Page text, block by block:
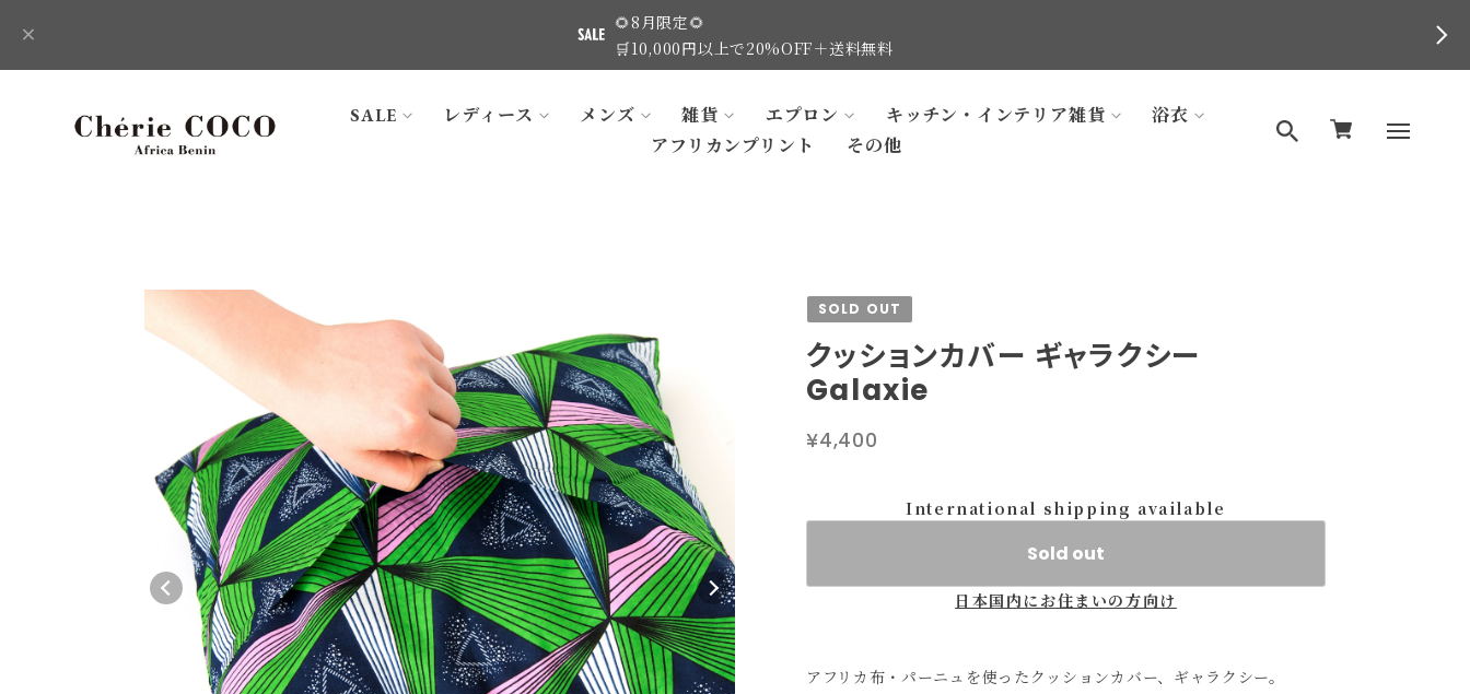
🌻8月限定🌻
🛒10,000円以上で20%OFF＋送料無料
SALE レディース メンズ 雑貨 エプロン キッチン・インテリア雑貨
浴衣
アフリカンプリント
その他
SOLD OUT
クッションカバー ギャラクシー
Galaxie
¥4,400
International shipping available
Sold out
日本国内にお住まいの方向け
アフリカ布・パーニュを使ったクッションカバー、ギャラクシー。